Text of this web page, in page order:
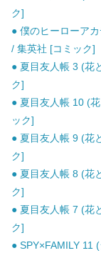
ク]
● 僕のヒーローア
/ 集英社 [コミック]
● 夏目友人帳 3 (花
ク]
● 夏目友人帳 10 (
ック]
● 夏目友人帳 9 (花
ク]
● 夏目友人帳 8 (花
ク]
● 夏目友人帳 7 (花
ク]
● SPY×FAMILY 11